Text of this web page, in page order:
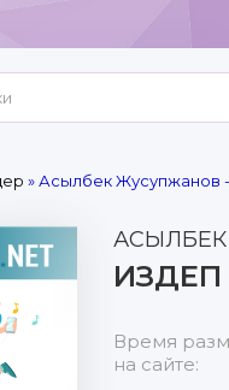
» Асылбек Жусупжанов
Время
на сайте: